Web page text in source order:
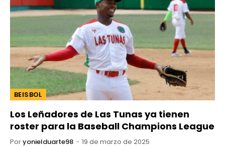
BEISBOL
Los Leñadores de Las Tunas ya tienen
roster para la Baseball Champions League
Poryonielduarte98 19 de marzo de 2025